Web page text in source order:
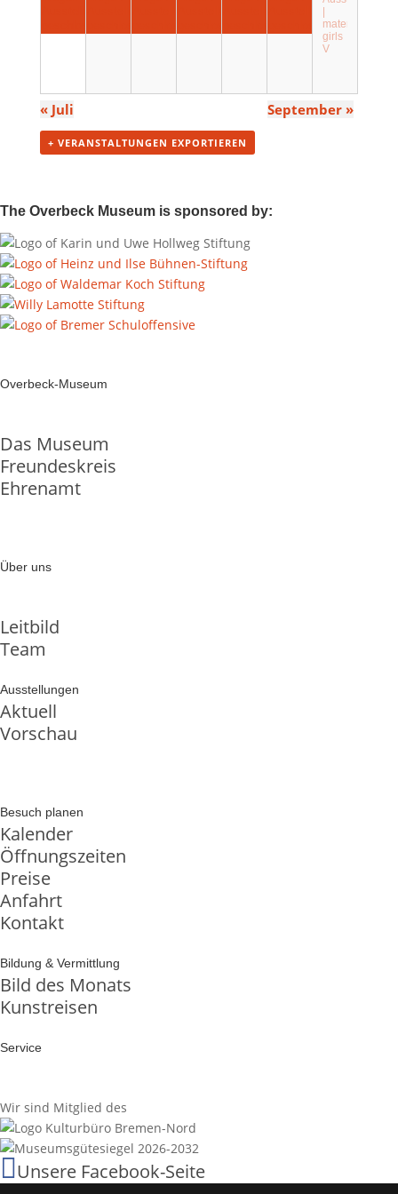
Ausstellungswechsel
Ausstellungswechsel
geschlossen
|
material
girls
V
«Juli September »
+ VERANSTALTUNGEN EXPORTIEREN
The Overbeck Museum is sponsored by:
Overbeck-Museum
Das Museum
Freundeskreis
Ehrenamt
Über uns
Leitbild
Team
Ausstellungen
Aktuell
Vorschau
Besuch planen
Kalender
Öffnungszeiten
Preise
Anfahrt
Kontakt
Bildung & Vermittlung
Bild des Monats
Kunstreisen
Service
Wir sind Mitglied des
Unsere Facebook-Seite